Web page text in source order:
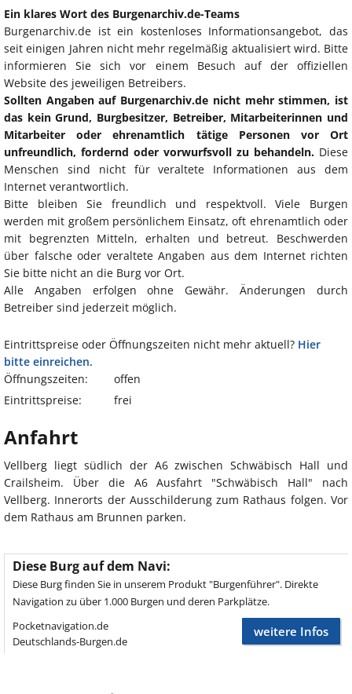
Ein klares Wort des Burgenarchiv.de-Teams
Burgenarchiv.de ist ein kostenloses Informationsangebot, das
seit einigen Jahren nicht mehr regelmäßig aktualisiert wird. Bitte
informieren Sie sich vor einem Besuch auf der offiziellen
Website des jeweiligen Betreibers.
Sollten Angaben auf Burgenarchiv.de nicht mehr stimmen, ist
das kein Grund, Burgbesitzer, Betreiber, Mitarbeiterinnen und
Mitarbeiter oder ehrenamtlich tätige Personen vor Ort
unfreundlich, fordernd oder vorwurfsvoll zu behandeln. Diese
Menschen sind nicht für veraltete Informationen aus dem
Internet verantwortlich.
Bitte bleiben Sie freundlich und respektvoll. Viele Burgen
werden mit großem persönlichem Einsatz, oft ehrenamtlich oder
mit begrenzten Mitteln, erhalten und betreut. Beschwerden
über falsche oder veraltete Angaben aus dem Internet richten
Sie bitte nicht an die Burg vor Ort.
Alle Angaben erfolgen ohne Gewähr. Änderungen durch
Betreiber sind jederzeit möglich.
Eintrittspreise oder Öffnungszeiten nicht mehr aktuell? Hier
bitte einreichen.
Öffnungszeiten:
offen
Eintrittspreise:
frei
Anfahrt
Vellberg liegt südlich der A6 zwischen Schwäbisch Hall und
Crailsheim. Über die A6 Ausfahrt "Schwäbisch Hall" nach
Vellberg. Innerorts der Ausschilderung zum Rathaus folgen. Vor
dem Rathaus am Brunnen parken.
Diese Burg auf dem Navi:
Diese Burg finden Sie in unserem Produkt "Burgenführer". Direkte
Navigation zu über 1.000 Burgen und deren Parkplätze.
Pocketnavigation.de
Deutschlands-Burgen.de
weitere Infos